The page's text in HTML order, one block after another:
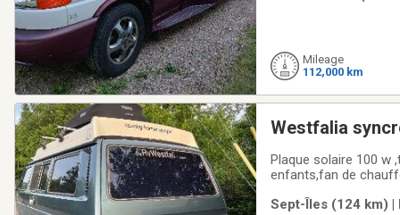
Mileage
112,000 km
Westfalia
Plaque solaire 100 w
enfants,fan de
Sept-Îles (124 km) |